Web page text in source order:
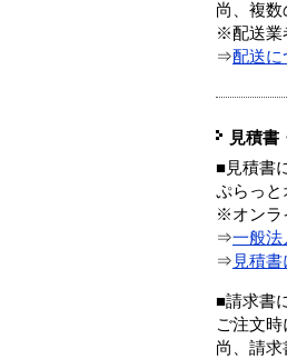
尚、複数
※配送業
⇒配送に
見積書
■見積書
ぷらっと
※オンラ
⇒一般法
⇒ 見積
■請求書
ご注文
尚、請